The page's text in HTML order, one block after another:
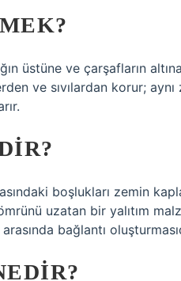
üstüne ve çarşafların
ve sıvılardan korur;
boşlukları zemin
uzatan bir yalıtım
bağlantı